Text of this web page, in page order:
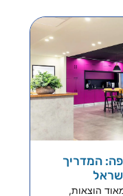
המדריך
הוצאות,